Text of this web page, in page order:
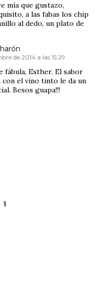
mía que gustazo,
a las fabas los chip
al dedo, un plato de
de 2014 a las 15:29
fábula, Esther. El sabor
el vino tinto le da un
Besos guapa!!!